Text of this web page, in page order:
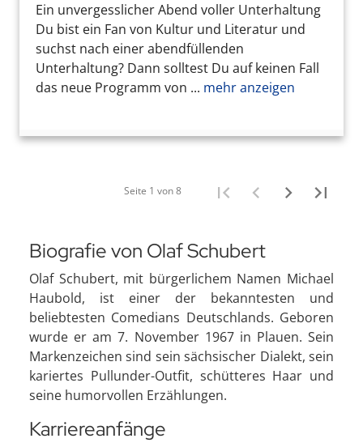
Ein unvergesslicher Abend voller Unterhaltung
Du bist ein Fan von Kultur und Literatur und
suchst nach einer abendfüllenden
Unterhaltung? Dann solltest Du auf keinen Fall
das neue Programm von ... mehr anzeigen
Seite 1 von 8
Biografie von Olaf Schubert
Olaf Schubert, mit bürgerlichem Namen Michael
Haubold, ist einer der bekanntesten und
beliebtesten Comedians Deutschlands. Geboren
wurde er am 7. November 1967 in Plauen. Sein
Markenzeichen sind sein sächsischer Dialekt, sein
kariertes Pullunder-Outfit, schütteres Haar und
seine humorvollen Erzählungen.
Karriereanfänge